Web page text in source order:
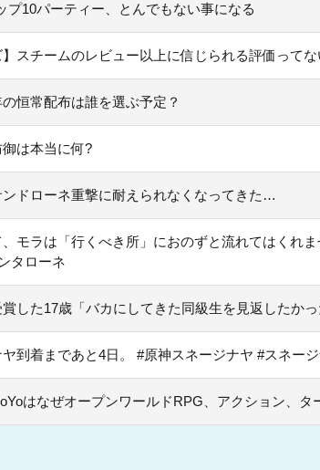
プ10パーティー、とんでもない事になる
】スチームのレビュー以上に信じられる評価ってな
の恒常配布は誰を選ぶ予定？
御は本当に何?
ンドローネ重撃に耐えられなくなってきた…
、モラは「行くべき所」におのずと流れてはくれ
タローネ
した17歳「バカにしてきた同級生を見返したか
ヤ到着まであと4日。 #原神スネージナヤ #スネー
はなぜオープンワールドRPG、アクション、